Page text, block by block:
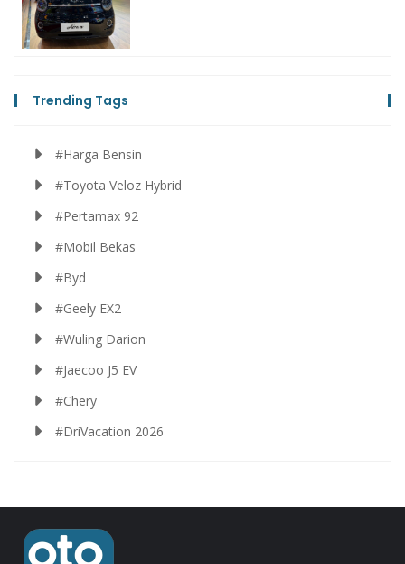
Trending Tags
#Harga Bensin
#Toyota Veloz Hybrid
#Pertamax 92
#Mobil Bekas
#Byd
#Geely EX2
#Wuling Darion
#Jaecoo J5 EV
#Chery
#DriVacation 2026